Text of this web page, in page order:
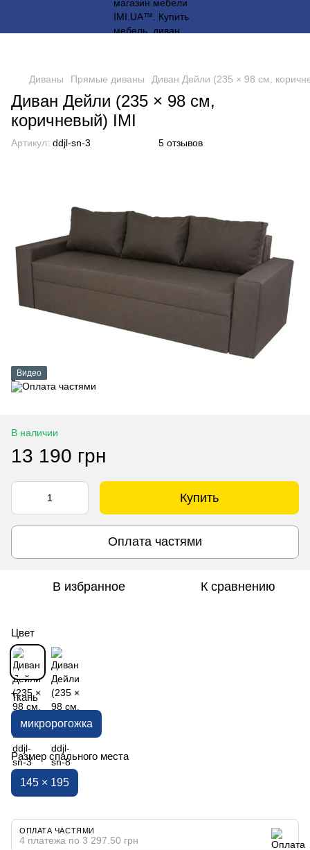
Диваны Прямые диваны Диван Дейли (235 × 98 см,
Диван Дейли (235 × 98 см,
коричневый) IMI
Артикул: ddjl-sn-3 5 отзывов
Видео
В наличии
13 190 грн
Купить
Оплата частями
В избранное К сравнению
Цвет
Ткань
микророгожка
Размер спального места
145 × 195
ОПЛАТА ЧАСТЯМИ
4 платежа по 3 297.50 грн